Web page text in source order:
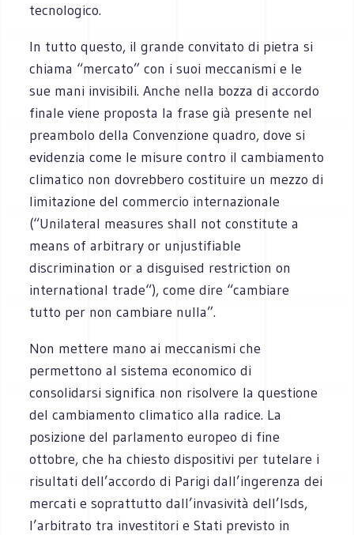
tecnologico.
In tutto questo, il grande convitato di pietra si
chiama “mercato” con i suoi meccanismi e le
sue mani invisibili. Anche nella bozza di accordo
finale viene proposta la frase già presente nel
preambolo della Convenzione quadro, dove si
evidenzia come le misure contro il cambiamento
climatico non dovrebbero costituire un mezzo di
limitazione del commercio internazionale
(“Unilateral measures shall not constitute a
means of arbitrary or unjustifiable
discrimination or a disguised restriction on
international trade“), come dire “cambiare
tutto per non cambiare nulla”.
Non mettere mano ai meccanismi che
permettono al sistema economico di
consolidarsi significa non risolvere la questione
del cambiamento climatico alla radice. La
posizione del parlamento europeo di fine
ottobre, che ha chiesto dispositivi per tutelare i
risultati dell’accordo di Parigi dall’ingerenza dei
mercati e soprattutto dall’invasività dell’Isds,
l’arbitrato tra investitori e Stati previsto in